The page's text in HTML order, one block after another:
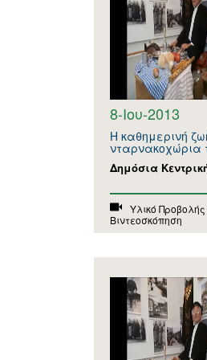
8-Ιου-2013
Η καθημερινή
νταρνακοχώρια
Δημόσια
Υλικό Προβολής
Βιντεοσκόπηση